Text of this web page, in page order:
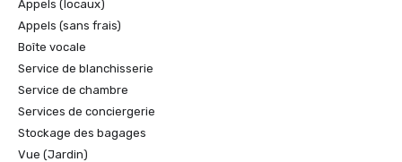
2021 :
Wine Spectator's 2021 Restaurant Awards — Caruso's a
reçu le « Best of Award of Excellence »
T+L 500 2021 de Travel + Leisure — Reconnu comme l'un
des 500 meilleurs établissements au monde
Appels (locaux)
Appels (sans frais)
Boîte vocale
Service de blanchisserie
Service de chambre
Services de conciergerie
Stockage des bagages
Vue (Jardin)